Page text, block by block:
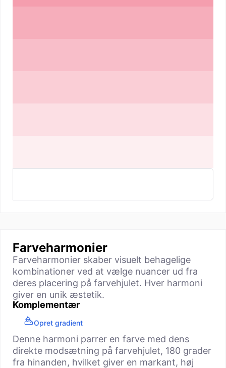
Farveharmonier
Farveharmonier skaber visuelt behagelige
kombinationer ved at vælge nuancer ud fra
deres placering på farvehjulet. Hver harmoni
giver en unik æstetik.
Komplementær
Opret gradient
Denne harmoni parrer en farve med dens
direkte modsætning på farvehjulet, 180 grader
fra hinanden, hvilket giver en markant, høj